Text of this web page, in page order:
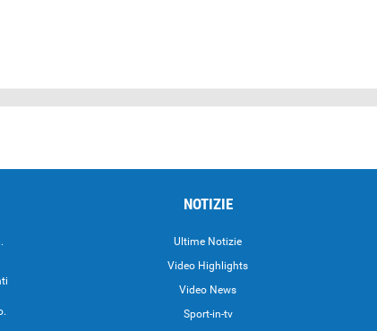
NOTIZIE
Ultime Notizie
Video Highlights
Video News
Sport-in-tv